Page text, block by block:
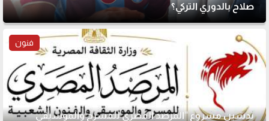
صلاح بالدوري التركي؟
فنون
تدشين مشروع "المرصد المصري للمسرح والموسيقى